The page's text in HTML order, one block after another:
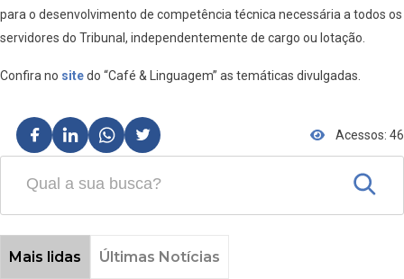
para o desenvolvimento de competência técnica necessária a todos os
servidores do Tribunal, independentemente de cargo ou lotação.
Confira no sitedo “Café & Linguagem” as temáticas divulgadas.
Acessos: 46
Mais lidas Últimas Notícias